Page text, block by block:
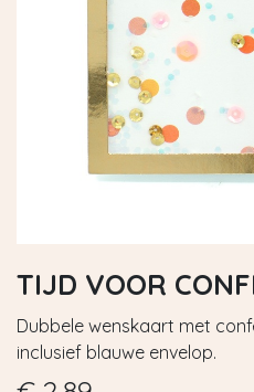
TIJD VOOR
Dubbele wenskaart met
inclusief blauwe envelop.